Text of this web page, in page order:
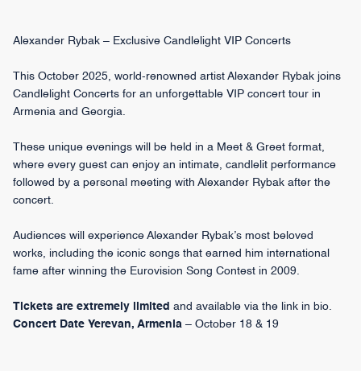
Alexander Rybak – Exclusive Candlelight VIP Concerts
This October 2025, world-renowned artist Alexander Rybak joins
Candlelight Concerts for an unforgettable VIP concert tour in
Armenia and Georgia.
These unique evenings will be held in a Meet & Greet format,
where every guest can enjoy an intimate, candlelit performance
followed by a personal meeting with Alexander Rybak after the
concert.
Audiences will experience Alexander Rybak’s most beloved
works, including the iconic songs that earned him international
fame after winning the Eurovision Song Contest in 2009.
Tickets are extremely limited and available via the link in bio.
Concert Date Yerevan, Armenia – October 18 & 19